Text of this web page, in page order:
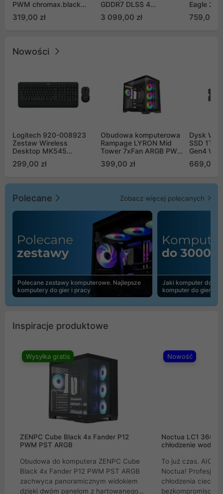
PWM chromax.black
Push Pull (2szt)
319,00 zł
GDDR7 DLSS 4
GB2050S)
3 099,00 zł
Eagle 27"
759,00 zł
Nowości
Logitech 920-008923
Zestaw Wireless
Desktop MK545
299,00 zł
Obudowa komputerowa
Rampage LYRON Mid
Tower 7xFan ARGB PWM
399,00 zł
Dysk WD
SSD 1TB
Gen4
669,00
Polecane Zobacz więcej polecanych
Polecane zestawy komputerowe. Najlepsze
komputery do gier i pracy
Jaki komputer do
komputer do gier |
Inspiracje produktowe
Wysyłka gratis
ZENPC Cube Black 4x Fander P12
PWM PST ARGB
Obudowa do komputera ZENPC Cube
Black 4x Fander P12 PWM PST ARGB
zachwyca panoramicznym widokiem
dzięki dwóm panelom z hartowanego
Nowość
Noctua LC1
chłodzenie wodne
To już czas. AIO
Noctua!
chłodzenia cieczą